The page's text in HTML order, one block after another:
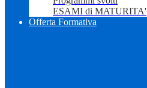
ESAMI di MATURITA'
Offerta Formativa